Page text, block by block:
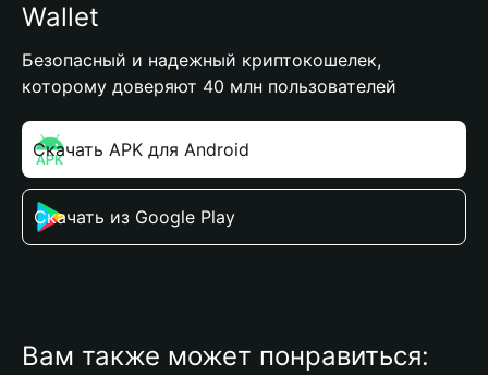
Wallet
Безопасный и надежный криптокошелек,
которому доверяют 40 млн пользователей
Скачать APK для Android
Скачать из Google Play
Вам также может понравиться: